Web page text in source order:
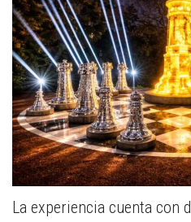
La experiencia cuenta con